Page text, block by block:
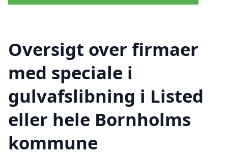
Oversigt over firmaer
med speciale i
gulvafslibning i Listed
eller hele Bornholms
kommune